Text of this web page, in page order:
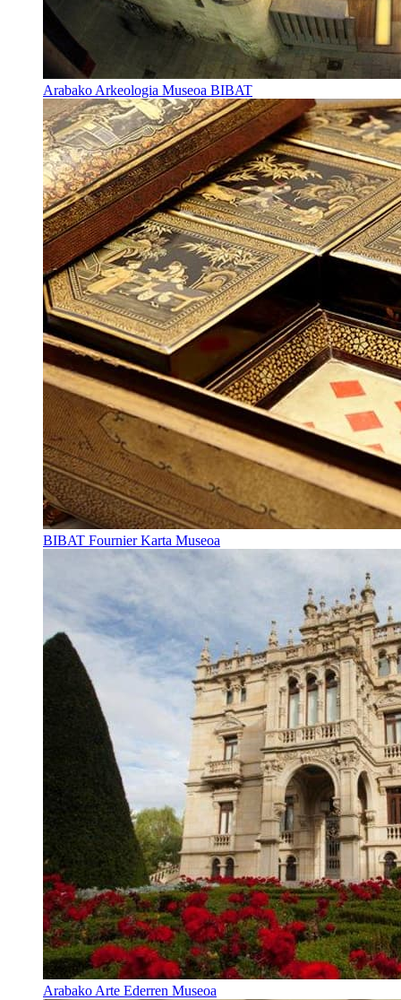
Arabako Arkeologia Museoa BIBAT
BIBAT Fournier Karta Museoa
Arabako Arte Ederren Museoa